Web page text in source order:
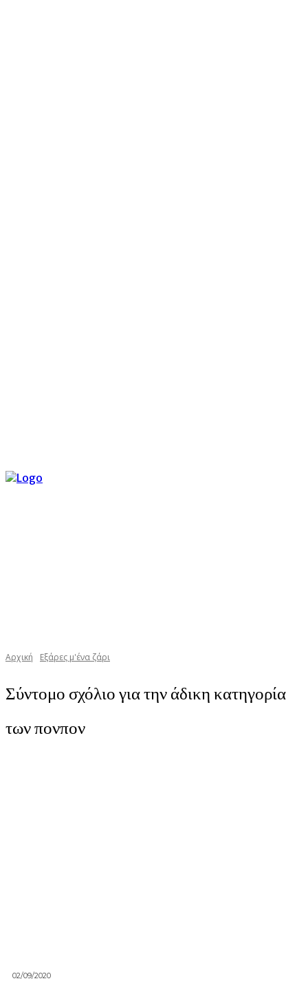
Αρχική Εξάρες μ'ένα ζάρι
Σύντομο σχόλιο για την άδικη κατηγορία
των πονπον
02/09/2020